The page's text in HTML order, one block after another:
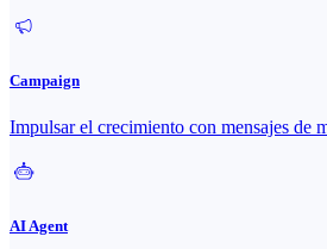
Campaign
Impulsar el crecimiento con mensajes de
AI Agent